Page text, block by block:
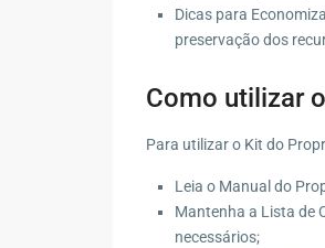
Dicas para
preservação dos
Como utilizar
Para utilizar o Kit do
Leia o Manual do
Mantenha a Lista de
necessários;